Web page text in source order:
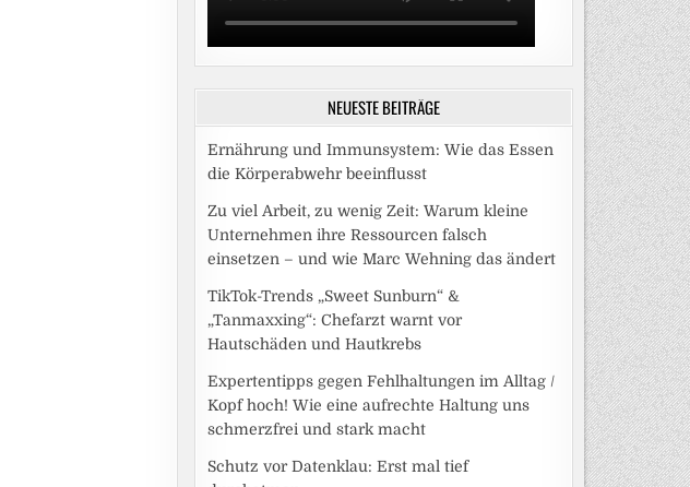
NEUESTE BEITRÄGE
Ernährung und Immunsystem: Wie das Essen
die Körperabwehr beeinflusst
Zu viel Arbeit, zu wenig Zeit: Warum kleine
Unternehmen ihre Ressourcen falsch
einsetzen – und wie Marc Wehning das ändert
TikTok-Trends „Sweet Sunburn“ &
„Tanmaxxing“: Chefarzt warnt vor
Hautschäden und Hautkrebs
Expertentipps gegen Fehlhaltungen im Alltag /
Kopf hoch! Wie eine aufrechte Haltung uns
schmerzfrei und stark macht
Schutz vor Datenklau: Erst mal tief